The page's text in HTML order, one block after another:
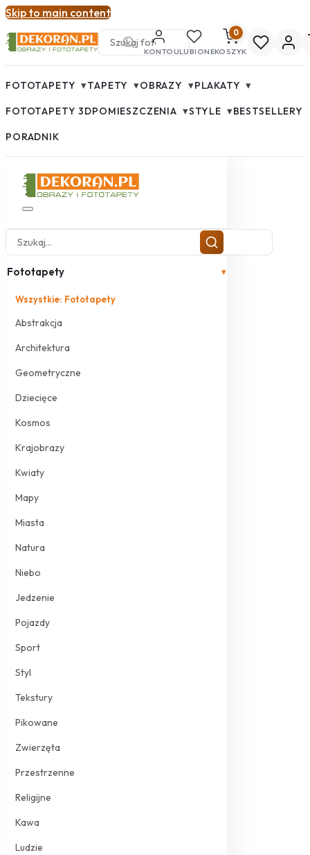
Skip to main content
KONTOULUBIONE
0
KOSZYK
FOTOTAPETY ▾TAPETY ▾OBRAZY ▾PLAKATY ▾
FOTOTAPETY 3DPOMIESZCZENIA ▾STYLE ▾BESTSELLERY
PORADNIK
Fototapety ▾
Wszystkie: Fototapety
Abstrakcja
Architektura
Geometryczne
Dziecięce
Kosmos
Krajobrazy
Kwiaty
Mapy
Miasta
Natura
Niebo
Jedzenie
Pojazdy
Sport
Styl
Tekstury
Pikowane
Zwierzęta
Przestrzenne
Religijne
Kawa
Ludzie